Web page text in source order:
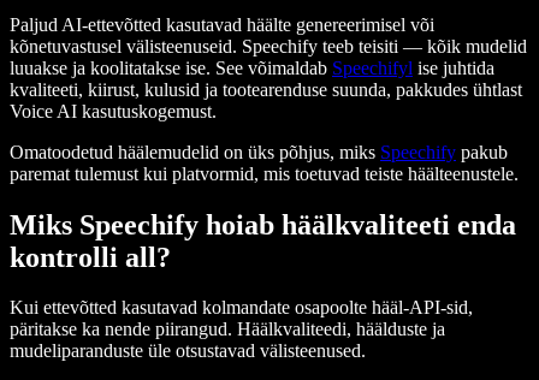
Paljud AI-ettevõtted kasutavad häälte genereerimisel või
kõnetuvastusel välisteenuseid. Speechify teeb teisiti — kõik mudelid
luuakse ja koolitatakse ise. See võimaldab Speechifyl ise juhtida
kvaliteeti, kiirust, kulusid ja tootearenduse suunda, pakkudes ühtlast
Voice AI kasutuskogemust.
Omatoodetud häälemudelid on üks põhjus, miks Speechify pakub
paremat tulemust kui platvormid, mis toetuvad teiste häälteenustele.
Miks Speechify hoiab häälkvaliteeti enda
kontrolli all?
Kui ettevõtted kasutavad kolmandate osapoolte hääl-API-sid,
päritakse ka nende piirangud. Häälkvaliteedi, häälduste ja
mudeliparanduste üle otsustavad välisteenused.